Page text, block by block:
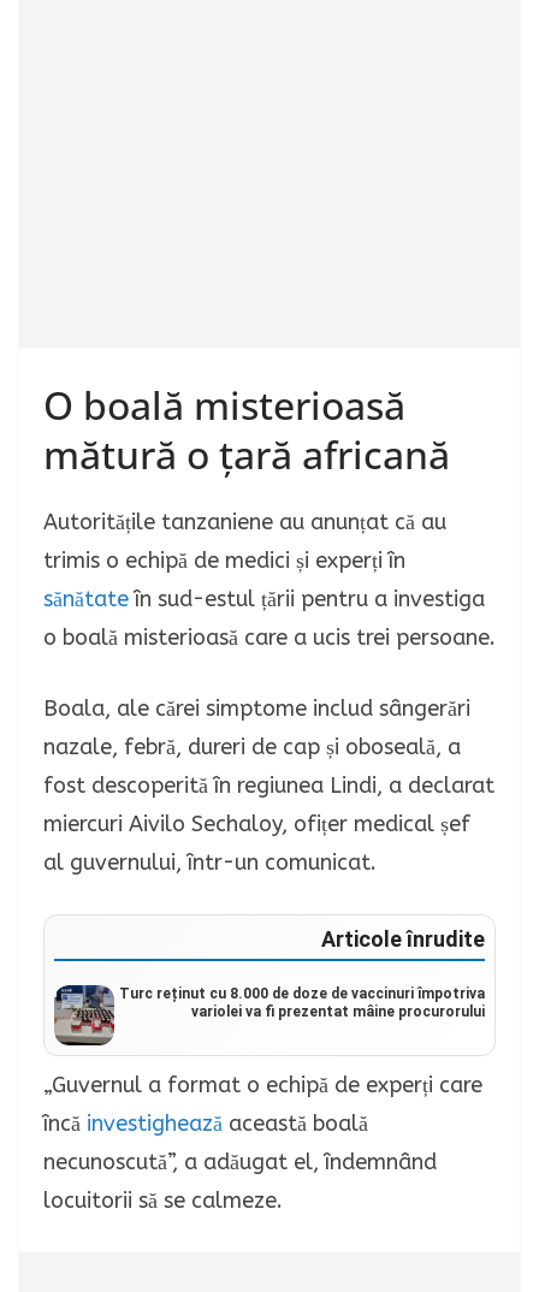
O boală misterioasă
mătură o țară africană
Autoritățile tanzaniene au anunțat că au
trimis o echipă de medici și experți în
sănătateîn sud-estul țării pentru a investiga
o boală misterioasă care a ucis trei persoane.
Boala, ale cărei simptome includ sângerări
nazale, febră, dureri de cap și oboseală, a
fost descoperită în regiunea Lindi, a declarat
miercuri Aivilo Sechaloy, ofițer medical șef
al guvernului, într-un comunicat.
Articole înrudite
Turc reținut cu 8.000 de doze de vaccinuri împotriva
variolei va fi prezentat mâine procurorului
„Guvernul a format o echipă de experți care
încă investighează această boală
necunoscută”, a adăugat el, îndemnând
locuitorii să se calmeze.